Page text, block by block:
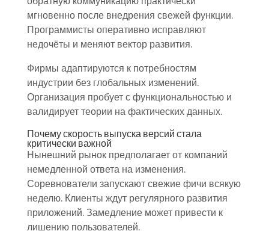
мгновенно после внедрения свежей функции.
Программисты оперативно исправляют
недочёты и меняют вектор развития.
Фирмы адаптируются к потребностям
индустрии без глобальных изменений.
Организация пробует с функциональностью и
валидирует теории на фактических данных.
Почему скорость выпуска версий стала
критически важной
Нынешний рынок предполагает от компаний
немедленной ответа на изменения.
Соревнователи запускают свежие фичи всякую
неделю. Клиенты ждут регулярного развития
приложений. Замедление может привести к
лишению пользователей.